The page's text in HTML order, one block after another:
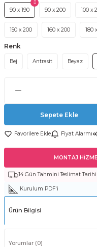
90 x 190 90 x 200 100 x
150 x 200 160 x 200 180
Renk
Bej Antrasit Beyaz
Sepete Ekle
Fiyat Alarmı
MONTAJ
14 Gün Tahmini Teslimat Tarihi
Kurulum PDF'i
Ürün Bilgisi
Yorumlar (0)